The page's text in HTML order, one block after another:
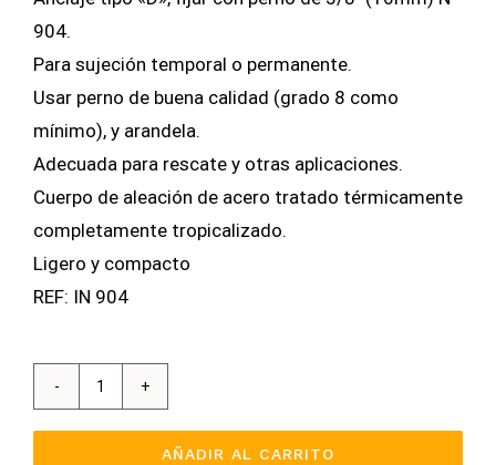
904.
Para sujeción temporal o permanente.
Usar perno de buena calidad (grado 8 como
mínimo), y arandela.
Adecuada para rescate y otras aplicaciones.
Cuerpo de aleación de acero tratado térmicamente
completamente tropicalizado.
Ligero y compacto
REF: IN 904
Fijo
AÑADIR AL CARRITO